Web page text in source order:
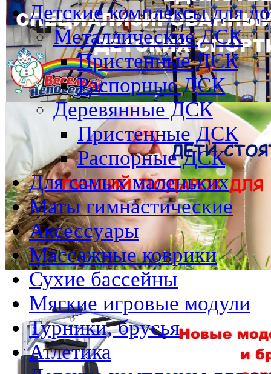
Детские комплексы для
Металлические ДСК
Пристенные ДСК
Распорные ДСК
Деревянные ДСК
Пристенные ДСК
Распорные ДСК
Для самых маленьких
Маты гимнастические
Аксессуары
Массажные коврики
Сухие бассейны
Мягкие игровые модули
Турники, брусья
Атлетика